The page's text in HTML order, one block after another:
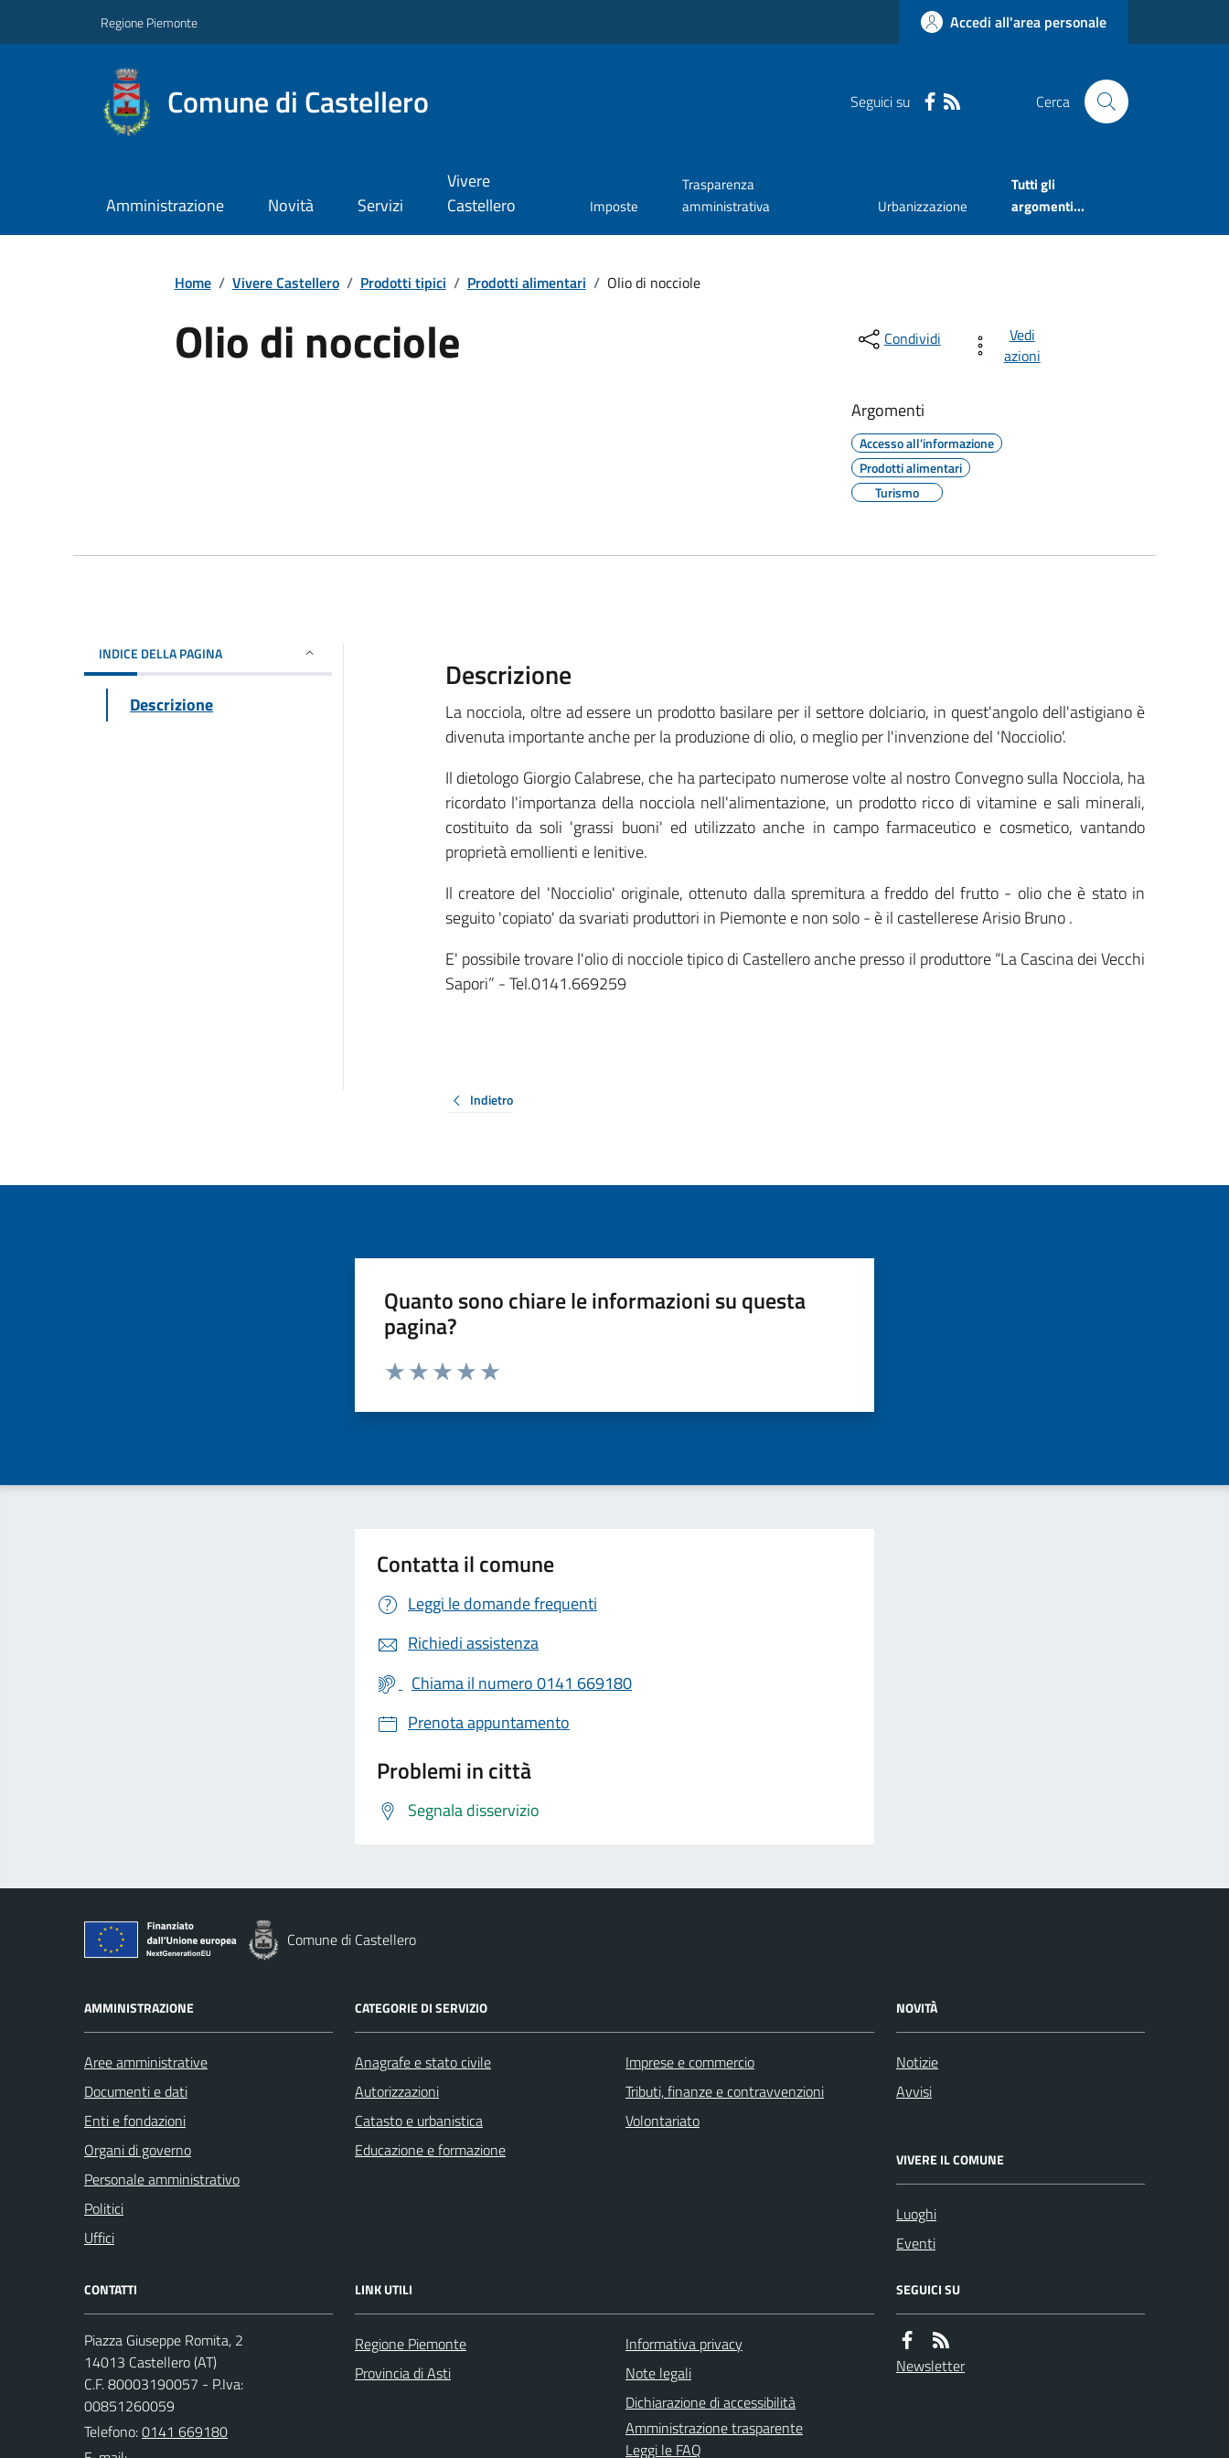
Regione Piemonte Accedi all'area personale
Comune di Castellero Seguici su Cerca
Amministrazione Novità Servizi
Vivere
Castellero
Imposte
Trasparenza
amministrativa
Urbanizzazione
Tutti gli
argomenti...
Home / Vivere Castellero / Prodotti tipici / Prodotti alimentari / Olio di nocciole
Olio di nocciole Condividi
Vedi
azioni
Argomenti
Accesso all'informazione
Prodotti alimentari
Turismo
INDICE DELLA PAGINA
Descrizione
Descrizione
La nocciola, oltre ad essere un prodotto basilare per il settore dolciario, in quest'angolo dell'astigiano è
divenuta importante anche per la produzione di olio, o meglio per l'invenzione del 'Nocciolio'.
Il dietologo Giorgio Calabrese, che ha partecipato numerose volte al nostro Convegno sulla Nocciola, ha
ricordato l'importanza della nocciola nell'alimentazione, un prodotto ricco di vitamine e sali minerali,
costituito da soli 'grassi buoni' ed utilizzato anche in campo farmaceutico e cosmetico, vantando
proprietà emollienti e lenitive.
Il creatore del 'Nocciolio' originale, ottenuto dalla spremitura a freddo del frutto - olio che è stato in
seguito 'copiato' da svariati produttori in Piemonte e non solo - è il castellerese Arisio Bruno .
E' possibile trovare l'olio di nocciole tipico di Castellero anche presso il produttore “La Cascina dei Vecchi
Sapori” - Tel.0141.669259
Indietro
Quanto sono chiare le informazioni su questa
pagina?
Valuta da 1 a 5 stelle la pagina
Contatta il comune
Leggi le domande frequenti
Richiedi assistenza
Chiama il numero 0141 669180
Prenota appuntamento
Problemi in città
Segnala disservizio
Comune di Castellero
AMMINISTRAZIONE
Aree amministrative
Documenti e dati
Enti e fondazioni
Organi di governo
Personale amministrativo
Politici
Uffici
CATEGORIE DI SERVIZIO
Anagrafe e stato civile
Autorizzazioni
Catasto e urbanistica
Educazione e formazione
Imprese e commercio
Tributi, finanze e contravvenzioni
Volontariato
NOVITÀ
Notizie
Avvisi
VIVERE IL COMUNE
Luoghi
Eventi
CONTATTI
Piazza Giuseppe Romita, 2
14013 Castellero (AT)
C.F. 80003190057 - P.Iva:
00851260059
Telefono:0141 669180
LINK UTILI
Regione Piemonte
Provincia di Asti
Informativa privacy
Note legali
Dichiarazione di accessibilità
Amministrazione trasparente
Leggi le FAQ
SEGUICI SU
Newsletter